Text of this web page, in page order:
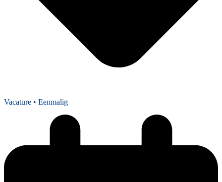
Vacature • Eenmalig